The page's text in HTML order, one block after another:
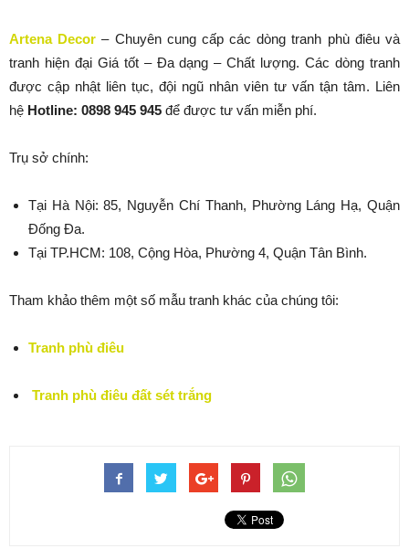
Artena Decor – Chuyên cung cấp các dòng tranh phù điêu và
tranh hiện đại Giá tốt – Đa dạng – Chất lượng. Các dòng tranh
được cập nhật liên tục, đội ngũ nhân viên tư vấn tận tâm. Liên
hệ Hotline: 0898 945 945 để được tư vấn miễn phí.
Trụ sở chính:
Tại Hà Nội: 85, Nguyễn Chí Thanh, Phường Láng Hạ, Quận
Đống Đa.
Tại TP.HCM: 108, Cộng Hòa, Phường 4, Quận Tân Bình.
Tham khảo thêm một số mẫu tranh khác của chúng tôi:
Tranh phù điêu
Tranh phù điêu đất sét trắng